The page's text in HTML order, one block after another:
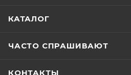
КАТАЛОГ
ЧАСТО СПРАШИВАЮТ
КОНТАКТЫ